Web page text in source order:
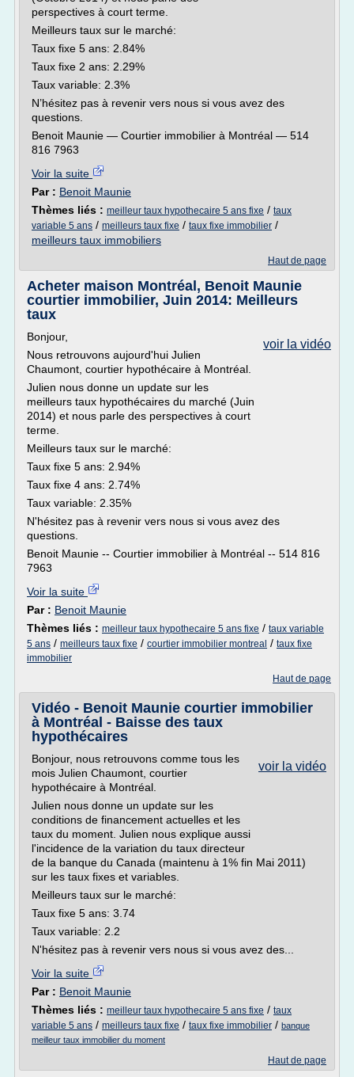
perspectives à court terme.
Meilleurs taux sur le marché:
Taux fixe 5 ans: 2.84%
Taux fixe 2 ans: 2.29%
Taux variable: 2.3%
N’hésitez pas à revenir vers nous si vous avez des
questions.
Benoit Maunie — Courtier immobilier à Montréal — 514
816 7963
Voir la suite
Par : Benoit Maunie
Thèmes liés : meilleur taux hypothecaire 5 ans fixe / taux
variable 5 ans / meilleurs taux fixe / taux fixe immobilier /
meilleurs taux immobiliers
Haut de page
Acheter maison Montréal, Benoit Maunie
courtier immobilier, Juin 2014: Meilleurs
taux
voir la vidéo
Bonjour,
Nous retrouvons aujourd'hui Julien
Chaumont, courtier hypothécaire à Montréal.
Julien nous donne un update sur les
meilleurs taux hypothécaires du marché (Juin
2014) et nous parle des perspectives à court
terme.
Meilleurs taux sur le marché:
Taux fixe 5 ans: 2.94%
Taux fixe 4 ans: 2.74%
Taux variable: 2.35%
N'hésitez pas à revenir vers nous si vous avez des
questions.
Benoit Maunie -- Courtier immobilier à Montréal -- 514 816
7963
Voir la suite
Par : Benoit Maunie
Thèmes liés : meilleur taux hypothecaire 5 ans fixe / taux variable
5 ans / meilleurs taux fixe / courtier immobilier montreal / taux fixe
immobilier
Haut de page
Vidéo - Benoit Maunie courtier immobilier
à Montréal - Baisse des taux
hypothécaires
voir la vidéo
Bonjour, nous retrouvons comme tous les
mois Julien Chaumont, courtier
hypothécaire à Montréal.
Julien nous donne un update sur les
conditions de financement actuelles et les
taux du moment. Julien nous explique aussi
l'incidence de la variation du taux directeur
de la banque du Canada (maintenu à 1% fin Mai 2011)
sur les taux fixes et variables.
Meilleurs taux sur le marché:
Taux fixe 5 ans: 3.74
Taux variable: 2.2
N'hésitez pas à revenir vers nous si vous avez des...
Voir la suite
Par : Benoit Maunie
Thèmes liés : meilleur taux hypothecaire 5 ans fixe / taux
variable 5 ans / meilleurs taux fixe / taux fixe immobilier / banque
meilleur taux immobilier du moment
Haut de page